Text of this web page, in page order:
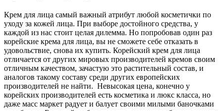
Крем для лица самый важный атрибут любой косметички по
уходу за кожей лица. При выборе достойного средства, у
каждой из нас стоит целая дилемма. Но попробовав один раз
корейские крема для лица, вы не сможете себе отказать в
удовольствие, снова их купить. Корейский крем для лица
отличается от других мировых производителей кремов своим
отличным качеством, зачастую это растительный состав, и
аналогов такому составу среди других европейских
производителей не найти. Невысокая цена, конечно у
корейских производителей есть косметика и люкс класса, но
даже масс маркет радует и балует своими милыми баночками